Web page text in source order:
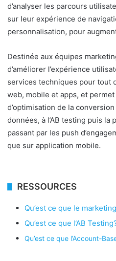
d’analyser les parcours
sur leur expérience de
personnalisation, pour
Destinée aux équipes
d’améliorer l’expérience
services techniques pour tout
web, mobile et apps, et permet
d’optimisation de la conversion
données, à l’AB testing puis la
passant par les push
que sur application mobile.
RESSOURCES
Qu’est ce que le
Qu’est ce que l’AB
Qu’est ce que l’Account-